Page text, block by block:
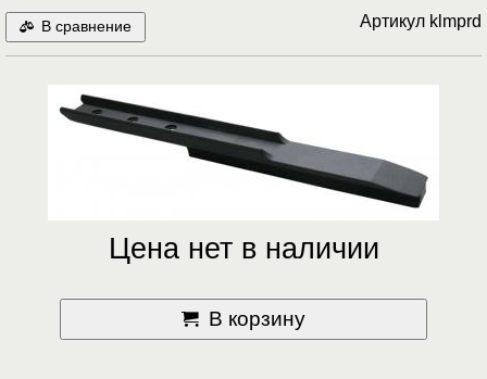
В сравнение Артикул klmprd
Цена нет в наличии
В корзину